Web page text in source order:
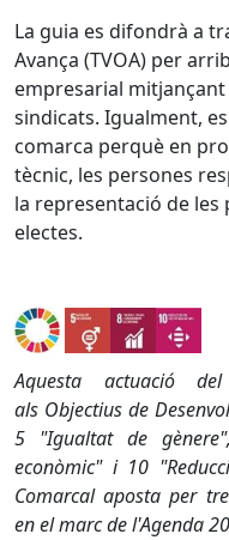
La guia es difondrà a
Avança (TVOA) per
empresarial
sindicats. Igualment,
comarca perquè en
tècnic, les persones
la representació de
electes.
Aquesta actuació
als Objectius de
5 "Igualtat de
econòmic" i 10
Comarcal aposta per
en el marc de l'Agenda